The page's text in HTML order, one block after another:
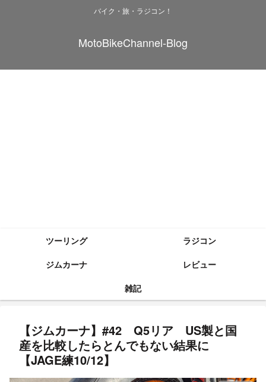
バイク・旅・ラジコン！
MotoBikeChannel-Blog
ツーリング
ラジコン
ジムカーナ
レビュー
雑記
【ジムカーナ】#42 Q5リア US製と国
産を比較したらとんでもない結果に
【JAGE練10/12】